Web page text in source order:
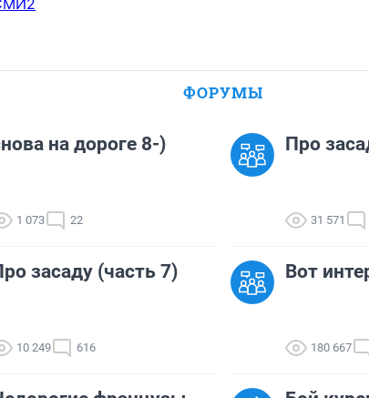
ФОРУМЫ
на дороге 8-)
1 073 22
Про
31 571
засаду (часть 7)
10 249 616
Вот
180 667